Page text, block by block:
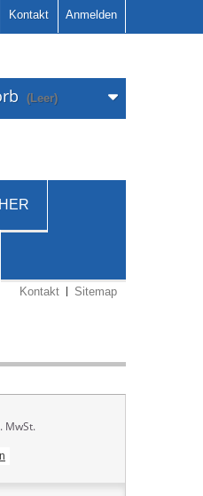
Anmelden
Kontakt
(Leer)
Kontakt Sitemap
MwSt.